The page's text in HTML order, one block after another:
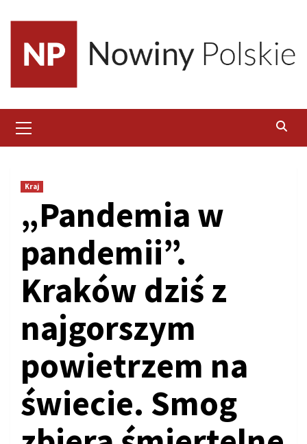
content
Menu
Kraj
„Pandemia w
pandemii”.
Kraków dziś z
najgorszym
powietrzem na
świecie. Smog